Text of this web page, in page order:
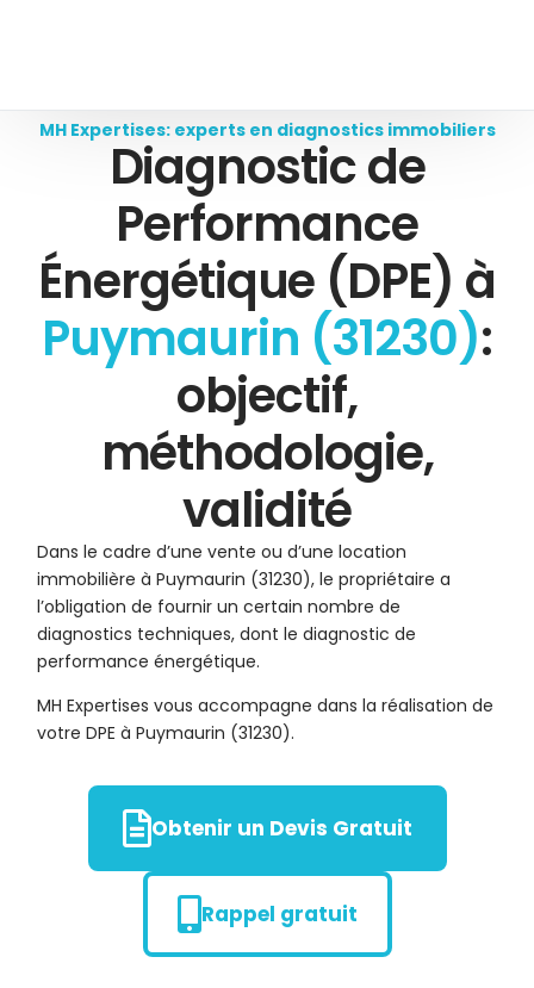
MH Expertises: experts en diagnostics immobiliers
Diagnostic de
Performance
Énergétique (DPE) à
Puymaurin (31230):
objectif,
méthodologie,
validité
Dans le cadre d’une vente ou d’une location
immobilière à Puymaurin (31230), le propriétaire a
l’obligation de fournir un certain nombre de
diagnostics techniques, dont le diagnostic de
performance énergétique.
MH Expertises vous accompagne dans la réalisation de
votre DPE à Puymaurin (31230).
Obtenir un Devis Gratuit
Rappel gratuit